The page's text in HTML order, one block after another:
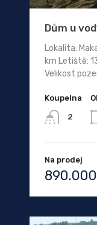
Dům u
Lokalita:
km Letiště:
Velikost
Koupelna
2
Na prodej